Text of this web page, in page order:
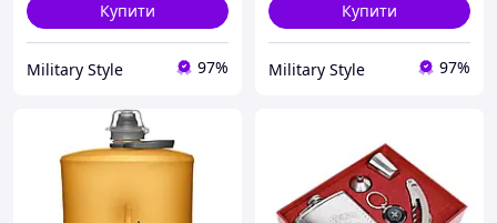
Купити
Military Style 97%
Купити
Military Style 97%